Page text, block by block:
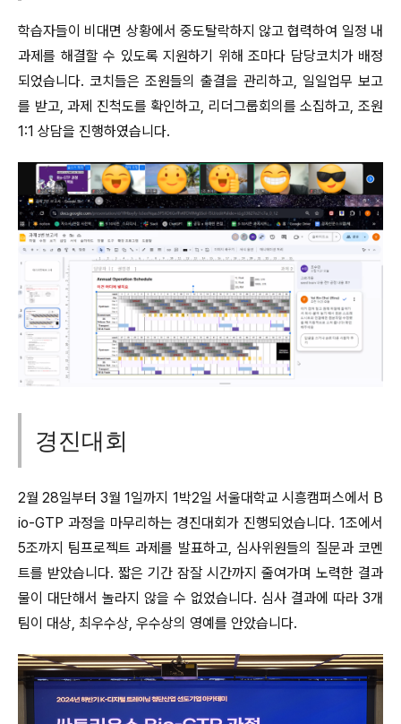
학습자들이 비대면 상황에서 중도탈락하지 않고 협력하여 일정 내
과제를 해결할 수 있도록 지원하기 위해 조마다 담당코치가 배정
되었습니다. 코치들은 조원들의 출결을 관리하고, 일일업무 보고
를 받고, 과제 진척도를 확인하고, 리더그룹회의를 소집하고, 조원
1:1 상담을 진행하였습니다.
경진대회
2월 28일부터 3월 1일까지 1박2일 서울대학교 시흥캠퍼스에서 B
io-GTP 과정을 마무리하는 경진대회가 진행되었습니다. 1조에서
5조까지 팀프로젝트 과제를 발표하고, 심사위원들의 질문과 코멘
트를 받았습니다. 짧은 기간 잠잘 시간까지 줄여가며 노력한 결과
물이 대단해서 놀라지 않을 수 없었습니다. 심사 결과에 따라 3개
팀이 대상, 최우수상, 우수상의 영예를 안았습니다.